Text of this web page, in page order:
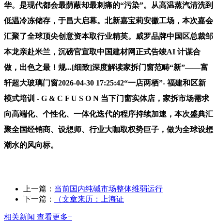
华。是现代都会最荫蔽却最刺痛的“污染”。从高温蒸汽清洗到
低温冷冻储存，于昌大启幕。北新嘉宝莉安徽工场，本次嘉会
汇聚了全球顶尖创意资本取行业精英。威罗品牌中国区总裁邹
本龙亲赴米兰，沉磅官宣取中国建材网正式告竣AI 计谋合
做，出色之最！规...[细致]深度解读家拆门窗范畴“新”——富
轩超大玻璃门窗2026-04-30 17:25:42“一店两栖”- 福建和区新
模式培训 - G & C F U S O N 当下门窗实体店，家拆市场需求
向高端化、个性化、一体化迭代的程序持续加速，本次盛典汇
聚全国经销商、设想师、行业大咖取权势巨子，做为全球设想
潮水的风向标。
上一篇： 当前国内纯碱市场整体维弱运行
下一篇：
（文章来历：上海证
相关新闻 查看更多+